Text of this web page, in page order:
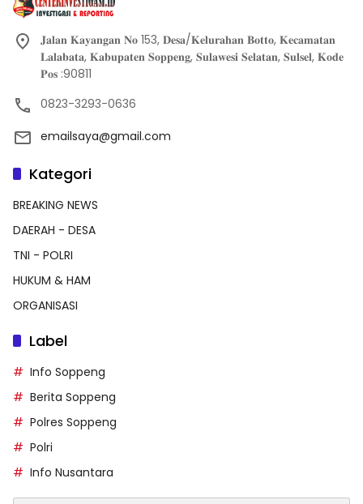
𝐉𝐚𝐥𝐚𝐧 𝐊𝐚𝐲𝐚𝐧𝐠𝐚𝐧 𝐍𝐨 153, 𝐃𝐞𝐬𝐚/𝐊𝐞𝐥𝐮𝐫𝐚𝐡𝐚𝐧 𝐁𝐨𝐭𝐭𝐨, 𝐊𝐞𝐜𝐚𝐦𝐚𝐭𝐚𝐧
𝐋𝐚𝐥𝐚𝐛𝐚𝐭𝐚, 𝐊𝐚𝐛𝐮𝐩𝐚𝐭𝐞𝐧 𝐒𝐨𝐩𝐩𝐞𝐧𝐠, 𝐒𝐮𝐥𝐚𝐰𝐞𝐬𝐢 𝐒𝐞𝐥𝐚𝐭𝐚𝐧, 𝐒𝐮𝐥𝐬𝐞𝐥, 𝐊𝐨𝐝𝐞
𝐏𝐨𝐬 :90811
0823-3293-0636
emailsaya@gmail.com
Kategori
BREAKING NEWS
DAERAH - DESA
TNI - POLRI
HUKUM & HAM
ORGANISASI
Label
Info Soppeng
Berita Soppeng
Polres Soppeng
Polri
Info Nusantara